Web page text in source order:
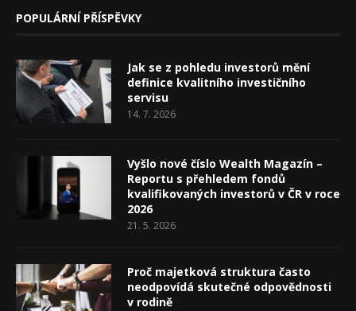
POPULÁRNÍ PŘÍSPĚVKY
Jak se z pohledu investorů mění
definice kvalitního investičního
servisu
14. 7. 2026
Vyšlo nové číslo Wealth Magazín –
Reportu s přehledem fondů
kvalifikovaných investorů v ČR v roce
2026
21. 5. 2026
Proč majetková struktura často
neodpovídá skutečné odpovědnosti
v rodině